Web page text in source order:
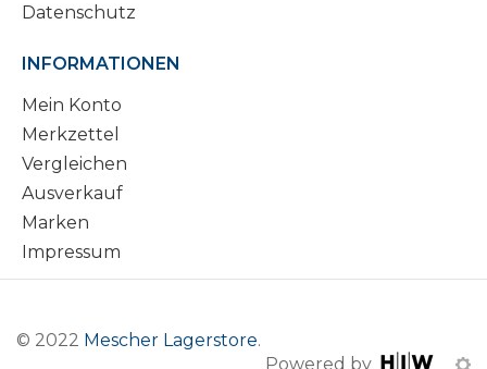
Datenschutz
INFORMATIONEN
Mein Konto
Merkzettel
Vergleichen
Ausverkauf
Marken
Impressum
© 2022 Mescher Lagerstore.
Powered by